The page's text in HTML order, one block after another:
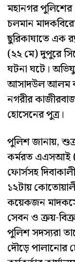
মহানগর
চলমান
ছুরিকাঘাতে এক
(২২ মে) দুপুরে
ঘটনা ঘটে।
আসাদউল আলম
নগরীর
হোসেনের পুত্র।
পুলিশ জানায়,
কর্মরত এএসআই
ফোর্সসহ
১২টায়
কয়েকজন
সেবন ও ক্রয়-
পুলিশ সদস্যরা
দৌড়ে পালানোর